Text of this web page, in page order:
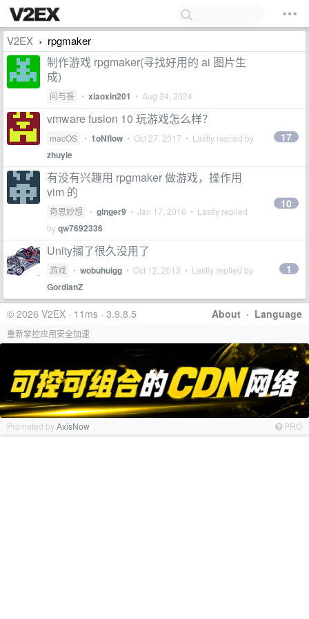
V2EX › rpgmaker
制作游戏 rpgmaker(寻找好用的 ai 图片生
成)
问与答 • xiaoxin201 • Aug 24, 2024
vmware fusion 10 玩游戏怎么样？
macOS • 1oNflow • Oct 27, 2017 • Lastly replied by
zhuyie
17
有没有兴趣用 rpgmaker 做游戏，操作用
vim 的
奇思妙想 • ginger9 • Jan 17, 2016 • Lastly replied
byqw7692336
10
Unity搁了很久没用了
游戏 • wobuhuigg • Oct 12, 2013 • Lastly replied by
GordianZ
1
About · Language
© 2026 V2EX · 11ms · 3.9.8.5
重新掌控应用安全加速
Promoted byAxisNow PRO